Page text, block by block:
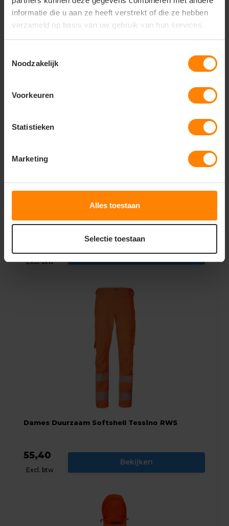
informatie die u aan ze heeft verstrekt of die ze hebben
verzameld op basis van uw gebruik van hun services.
Noodzakelijk
Voorkeuren
Statistieken
Marketing
Alles toestaan
Selectie toestaan
Materiaal: Soepel en slijtvast laminaat dat zijn
flexibiliteit behoudt, ook bij winterse temperaturen.
Excl. btw
Bekijken
Dames Duurzaam Softshell Tessino RWS
55,40
Excl. btw
Bekijken